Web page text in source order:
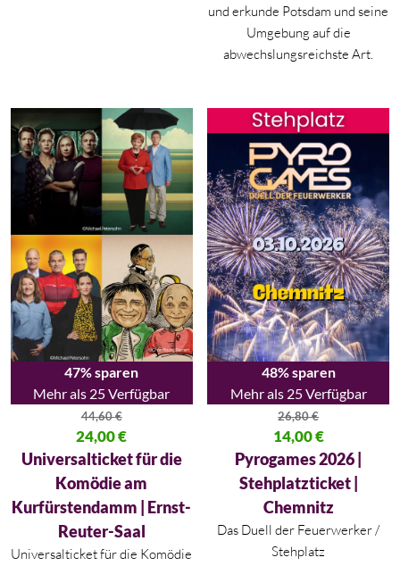
und erkunde Potsdam und seine
Umgebung auf die
abwechslungsreichste Art.
47% sparen
Mehr als 25 Verfügbar
44,60€
Ursprünglicher Preis war: 44,60 €
24,00€
Aktueller Preis ist: 24,00 €.
Universalticket für die
Komödie am
Kurfürstendamm | Ernst-
Reuter-Saal
Universalticket für die Komödie
48% sparen
Mehr als 25 Verfügbar
26,80€
Ursprünglicher Preis war:
14,00€
Aktueller Preis ist: 14,00 €.
Pyrogames 2026 |
Stehplatzticket |
Chemnitz
Das Duell der Feuerwerker /
Stehplatz